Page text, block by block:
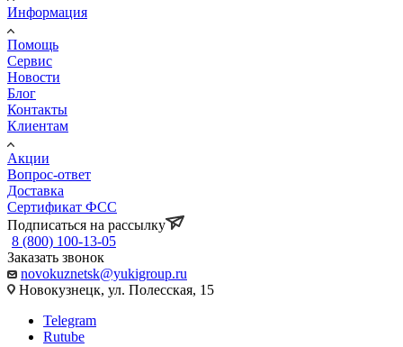
Информация
Помощь
Сервис
Новости
Блог
Контакты
Клиентам
Акции
Вопрос-ответ
Доставка
Сертификат ФСС
Подписаться на рассылку
8 (800) 100-13-05
Заказать звонок
novokuznetsk@yukigroup.ru
Новокузнецк, ул. Полесская, 15
Telegram
Rutube